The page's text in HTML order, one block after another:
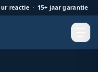
reactie · 15+ jaar garantie